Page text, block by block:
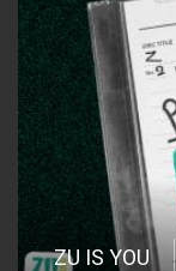
ZU IS YOU